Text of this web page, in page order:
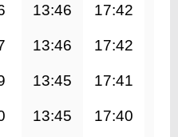
13:46 17:42
13:46 17:42
13:45 17:41
13:45 17:40